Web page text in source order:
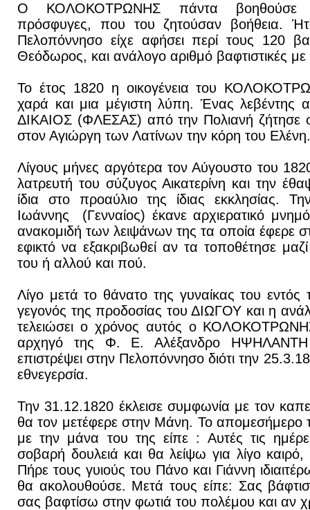
Ο ΚΟΛΟΚΟΤΡΩΝΗΣ πάντα βοηθούσε
πρόσφυγες, που του ζητούσαν βοήθεια.
Πελοπόννησο είχε αφήσει περί τους 120
Θεόδωρος, και ανάλογο αριθμό βαφτιστικές
Το έτος 1820 η οικογένεια του
χαρά και μια μέγιστη λύπη. Ένας λεβέντης
ΔΙΚΑΙΟΣ (ΦΛΕΣΑΣ) από την Πολιανή ζήτησε
στον Αγιώργη των Λατίνων την κόρη του Ελένη.
Λίγους μήνες αργότερα τον Αύγουστο του
λατρευτή του σύζυγος Αικατερίνη και την
ίδια στο προαύλιο της ίδιας εκκλησίας.
Ιωάννης (Γενναίος) έκανε αρχιερατικό
ανακομιδή των λειψάνων της τα οποία έφερε
εφικτό να εξακριβωθεί αν τα τοποθέτησε
του ή αλλού και πού.
Λίγο μετά το θάνατο της γυναίκας του
γεγονός της προδοσίας του ΔΙΩΓΟΥ και η
τελειώσει ο χρόνος αυτός ο
αρχηγό της Φ. Ε. Αλέξανδρο ΗΨΗΛΑΝΤΗ
επιστρέψει στην Πελοπόννησο διότι την
εθνεγερσία.
Την 31.12.1820 έκλεισε συμφωνία με τον
θα τον μετέφερε στην Μάνη. Το απομεσήμερο
με την μάνα του της είπε : Αυτές τις
σοβαρή δουλειά και θα λείψω για λίγο
Πήρε τους γυιούς του Πάνο και Γιάννη
θα ακολουθούσε. Μετά τους είπε: Σας
σας βαφτίσω στην φωτιά του πολέμου και αν